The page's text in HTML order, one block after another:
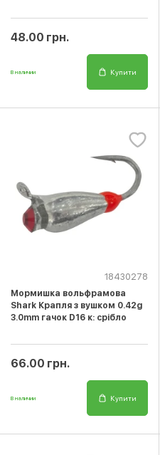
48.00 грн.
В наличии Купити
18430278
Мормишка вольфрамова
Shark Крапля з вушком 0.42g
3.0mm гачок D16 к: срібло
66.00 грн.
В наличии Купити